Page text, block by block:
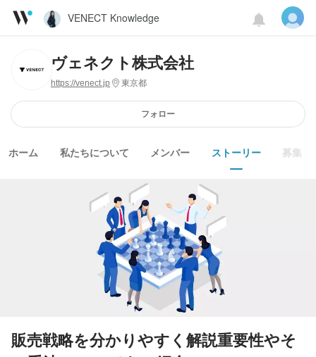
VENECT Knowledge
ヴェネクト株式会社
https://venect.jp 東京都
フォロー
ホーム 私たちについて メンバー ストーリー 募集
販売戦略を分かりやすく解説重要性やそ